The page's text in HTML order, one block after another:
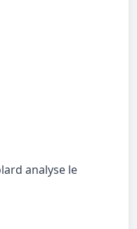
analyse le